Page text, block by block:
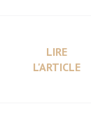
LIRE
L'ARTICLE